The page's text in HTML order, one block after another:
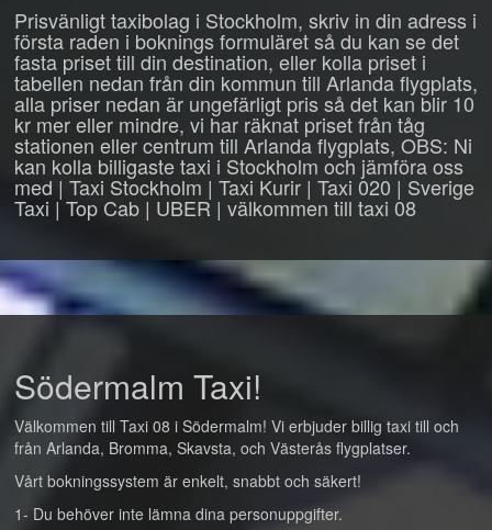
Prisvänligt taxibolag i Stockholm, skriv in din adress i
första raden i boknings formuläret så du kan se det
fasta priset till din destination, eller kolla priset i
tabellen nedan från din kommun till Arlanda flygplats,
alla priser nedan är ungefärligt pris så det kan blir 10
kr mer eller mindre, vi har räknat priset från tåg
stationen eller centrum till Arlanda flygplats, OBS: Ni
kan kolla billigaste taxi i Stockholm och jämföra oss
med | Taxi Stockholm | Taxi Kurir | Taxi 020 | Sverige
Taxi | Top Cab | UBER | välkommen till taxi 08
Södermalm Taxi!
Välkommen till Taxi 08 i Södermalm! Vi erbjuder billig taxi till och
från Arlanda, Bromma, Skavsta, och Västerås flygplatser.
Vårt bokningssystem är enkelt, snabbt och säkert!
1- Du behöver inte lämna dina personuppgifter.